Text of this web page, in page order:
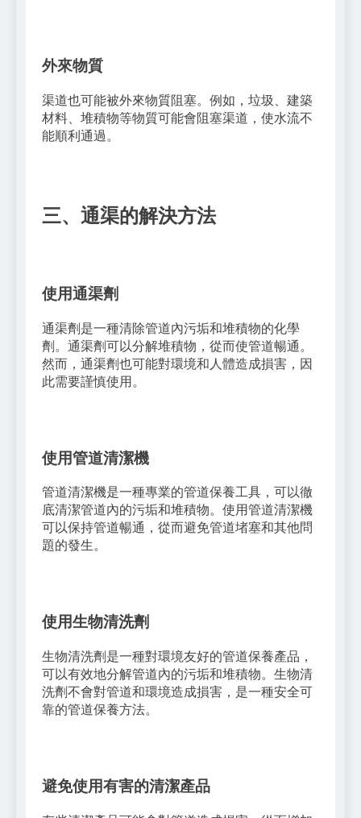
外來物質
渠道也可能被外來物質阻塞。例如，垃圾、建築
材料、堆積物等物質可能會阻塞渠道，使水流不
能順利通過。
三、通渠的解決方法
使用通渠劑
通渠劑是一種清除管道內污垢和堆積物的化學
劑。通渠劑可以分解堆積物，從而使管道暢通。
然而，通渠劑也可能對環境和人體造成損害，因
此需要謹慎使用。
使用管道清潔機
管道清潔機是一種專業的管道保養工具，可以徹
底清潔管道內的污垢和堆積物。使用管道清潔機
可以保持管道暢通，從而避免管道堵塞和其他問
題的發生。
使用生物清洗劑
生物清洗劑是一種對環境友好的管道保養產品，
可以有效地分解管道內的污垢和堆積物。生物清
洗劑不會對管道和環境造成損害，是一種安全可
靠的管道保養方法。
避免使用有害的清潔產品